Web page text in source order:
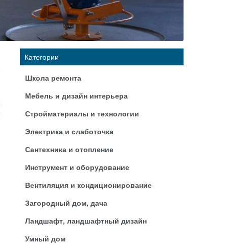
Категории
Школа ремонта
Мебель и дизайн интерьера
Стройматериалы и технологии
Электрика и слаботочка
Сантехника и отопление
Инструмент и оборудование
Вентиляция и кондиционирование
Загородный дом, дача
Ландшафт, ландшафтный дизайн
Умный дом